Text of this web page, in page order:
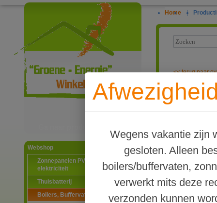
Webshop
Zonnepanelen PV-systemen
elektriciteit
Thuisbatterij
Boilers, Buffervaten en toebehoren
Home |
Wegens vakantie zijn
gesloten. Alleen
boilers/buffervaten,
verwerkt mits deze
verzonden kunnen
<<terug naar
TWL Type